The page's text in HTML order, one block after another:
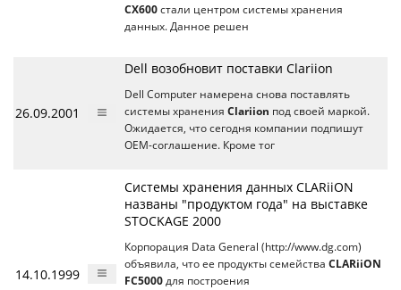
CX600 стали центром системы хранения
данных. Данное решен
26.09.2001
Dell возобновит поставки Clariion
Dell Computer намерена снова поставлять
системы хранения Clariion под своей маркой.
Ожидается, что сегодня компании подпишут
OEM-соглашение. Кроме тог
14.10.1999
Системы хранения данных CLARiiON
названы "продуктом года" на выставке
STOCKAGE 2000
Корпорация Data General (http://www.dg.com)
объявила, что ее продукты семейства CLARiiON
FC5000 для построения